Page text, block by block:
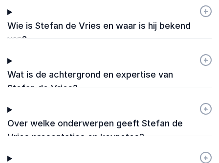
Wie is Stefan de Vries en waar is hij bekend
van?
+
-
Wat is de achtergrond en expertise van
Stefan de Vries?
+
-
Over welke onderwerpen geeft Stefan de
Vries presentaties en keynotes?
+
-
+
-